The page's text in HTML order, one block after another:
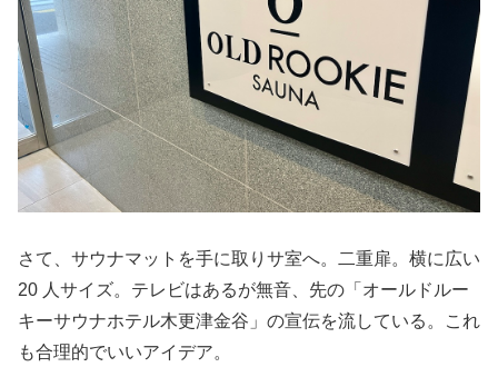
さて、サウナマットを手に取りサ室へ。二重扉。横に広い
20 人サイズ。テレビはあるが無音、先の「オールドルー
キーサウナホテル木更津金谷」の宣伝を流している。これ
も合理的でいいアイデア。